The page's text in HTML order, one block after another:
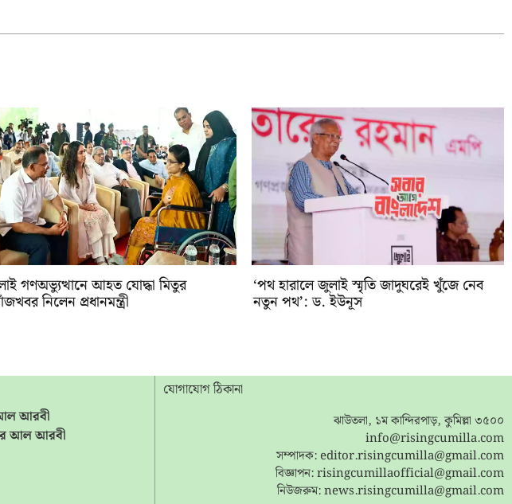
গণঅভ্যুত্থানে আহত যোদ্ধা মিতুর
নিলেন প্রধানমন্ত্রী
‘পথ হারালে জুলাই স্মৃতি জাদুঘরেই খুঁজে নেব
নতুন পথ’: ড. ইউনূস
আরবী
আল আরবী
যোগাযোগ ঠিকানা
ঝাউতলা, ১ম কান্দিরপাড়, কুমিল্লা ৩৫০০
info@risingcumilla.com
সম্পাদক:editor.risingcumilla@gmail.com
বিজ্ঞাপন:risingcumillaofficial@gmail.com
নিউজরুম:news.risingcumilla@gmail.com